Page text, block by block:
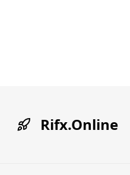
Rifx.Online